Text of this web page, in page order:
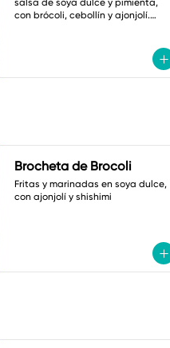
salsa de soya dulce y pimienta,
con brócoli, cebollín y ajonjolí.
Brocheta de Brocoli
Fritas y marinadas en soya dulce,
con ajonjolí y shishimi